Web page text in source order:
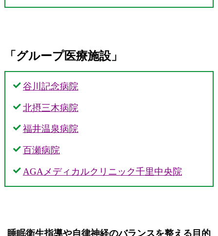
「グループ医療施設」
谷川記念病院
北摂三木病院
福井温泉病院
百瀬病院
AGAメディカルクリニック千里中央院
睡眠衛生指導や自律神経のバランスを整える目的